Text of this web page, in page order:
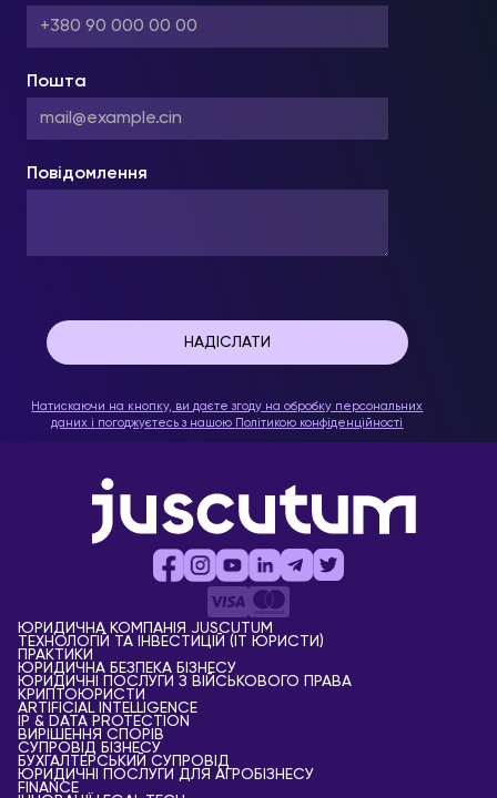
Пошта
Повідомлення
Натискаючи на кнопку, ви даєте згоду на обробку персональних
даних і погоджуєтесь з нашою Політикою конфіденційності
ЮРИДИЧНА КОМПАНІЯ JUSCUTUM
ТЕХНОЛОГІЙ ТА ІНВЕСТИЦІЙ (IT ЮРИСТИ)
ПРАКТИКИ
ЮРИДИЧНА БЕЗПЕКА БІЗНЕСУ
ЮРИДИЧНІ ПОСЛУГИ З ВІЙСЬКОВОГО ПРАВА
КРИПТОЮРИСТИ
АRTIFICIAL ІNTELLIGENCE
IP & DATA PROTECTION
ВИРІШЕННЯ СПОРІВ
СУПРОВІД БІЗНЕСУ
БУХГАЛТЕРСЬКИЙ СУПРОВІД
ЮРИДИЧНІ ПОСЛУГИ ДЛЯ АГРОБІЗНЕСУ
FINANCE